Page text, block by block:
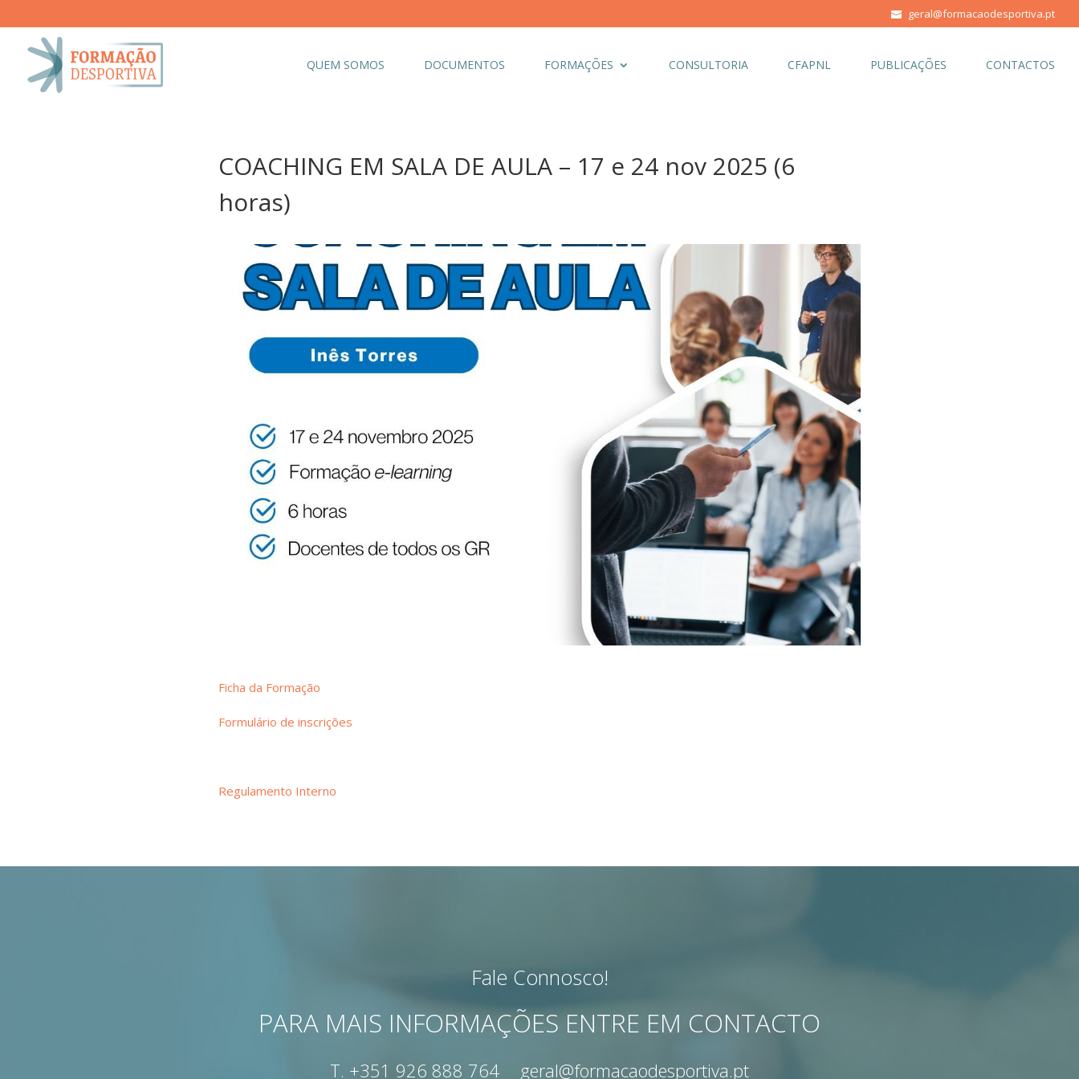
geral@formacaodesportiva.pt
QUEM SOMOS DOCUMENTOS FORMAÇÕES CONSULTORIA CFAPNL PUBLICAÇÕES CONTACTOS
COACHING EM SALA DE AULA – 17 e 24 nov 2025 (6
horas)
Ficha da Formação
Formulário de inscrições
Regulamento Interno
Fale Connosco!
PARA MAIS INFORMAÇÕES ENTRE EM CONTACTO
T. +351 926 888 764 geral@formacaodesportiva.pt